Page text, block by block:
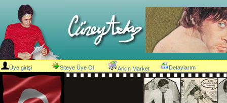
Üye girişi Siteye Üye Ol Arkın Market Detaylarım